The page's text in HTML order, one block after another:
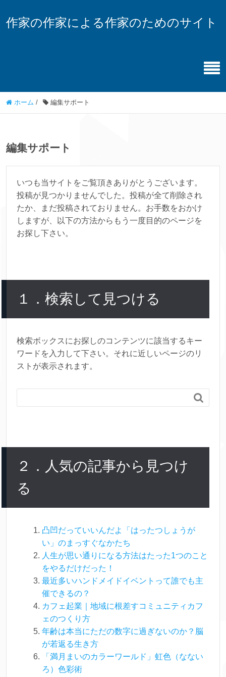
作家の作家による作家のためのサイト
ホーム / 編集サポート
編集サポート
いつも当サイトをご覧頂きありがとうございます。
投稿が見つかりませんでした。投稿が全て削除され
たか、まだ投稿されておりません。お手数をおかけ
しますが、以下の方法からもう一度目的のページを
お探し下さい。
１．検索して見つける
検索ボックスにお探しのコンテンツに該当するキー
ワードを入力して下さい。それに近しいページのリ
ストが表示されます。

２．人気の記事から見つけ
る
凸凹だっていいんだよ「はったつしょうが
い」のまっすぐなかたち
人生が思い通りになる方法はたった1つのこと
をやるだけだった！
最近多いハンドメイドイベントって誰でも主
催できるの？
カフェ起業｜地域に根差すコミュニティカフ
ェのつくり方
年齢は本当にただの数字に過ぎないのか？脳
が若返る生き方
「満月まいのカラーワールド」虹色（なない
ろ）色彩術